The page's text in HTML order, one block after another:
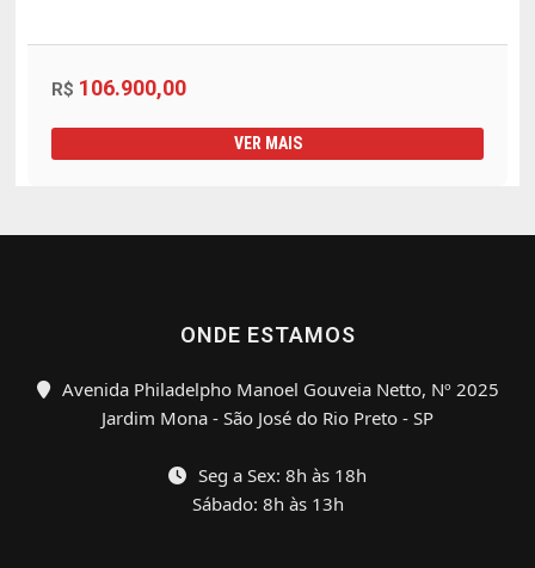
R$ 106.900,00
VER MAIS
ONDE ESTAMOS
Avenida Philadelpho Manoel Gouveia Netto, Nº 2025
Jardim Mona - São José do Rio Preto - SP
Seg a Sex: 8h às 18h
Sábado: 8h às 13h